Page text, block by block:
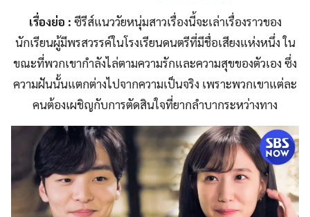
เรื่องย่อ : ซีรีส์แนววัยหนุ่มสาวเรื่องนี้จะเล่าเรื่องราวของ
นักเรียนผู้มีพรสวรรค์ในโรงเรียนดนตรีที่มีชื่อเสียงแห่งหนึ่ง ใน
ขณะที่พวกเขากำลังไล่ตามความรักและความสุขของตัวเอง ซึ่ง
ความฝันนั้นแตกต่างไปจากความเป็นจริง เพราะพวกเขาแต่ละ
คนต้องเผชิญกับการตัดสินใจที่ยากลำบากระหว่างทาง